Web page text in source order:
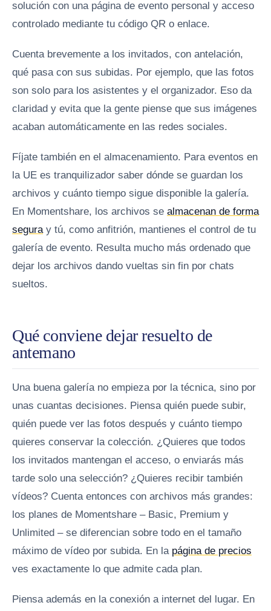
solución con una página de evento personal y acceso
controlado mediante tu código QR o enlace.
Cuenta brevemente a los invitados, con antelación,
qué pasa con sus subidas. Por ejemplo, que las fotos
son solo para los asistentes y el organizador. Eso da
claridad y evita que la gente piense que sus imágenes
acaban automáticamente en las redes sociales.
Fíjate también en el almacenamiento. Para eventos en
la UE es tranquilizador saber dónde se guardan los
archivos y cuánto tiempo sigue disponible la galería.
En Momentshare, los archivos se almacenan de forma
seguray tú, como anfitrión, mantienes el control de tu
galería de evento. Resulta mucho más ordenado que
dejar los archivos dando vueltas sin fin por chats
sueltos.
Qué conviene dejar resuelto de
antemano
Una buena galería no empieza por la técnica, sino por
unas cuantas decisiones. Piensa quién puede subir,
quién puede ver las fotos después y cuánto tiempo
quieres conservar la colección. ¿Quieres que todos
los invitados mantengan el acceso, o enviarás más
tarde solo una selección? ¿Quieres recibir también
vídeos? Cuenta entonces con archivos más grandes:
los planes de Momentshare – Basic, Premium y
Unlimited – se diferencian sobre todo en el tamaño
máximo de vídeo por subida. En la página de precios
ves exactamente lo que admite cada plan.
Piensa además en la conexión a internet del lugar. En